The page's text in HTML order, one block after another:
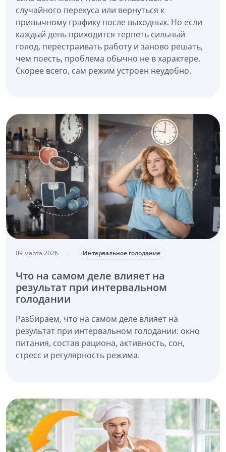
случайного перекуса или вернуться к
привычному графику после выходных. Но если
каждый день приходится терпеть сильный
голод, перестраивать работу и заново решать,
чем поесть, проблема обычно не в характере.
Скорее всего, сам режим устроен неудобно.
09 марта 2026 | Интервальное голодание
Что на самом деле влияет на
результат при интервальном
голодании
Разбираем, что на самом деле влияет на
результат при интервальном голодании: окно
питания, состав рациона, активность, сон,
стресс и регулярность режима.